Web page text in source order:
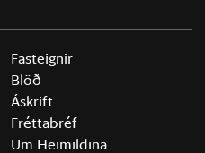
Fasteignir
Blöð
Áskrift
Fréttabréf
Um Heimildina